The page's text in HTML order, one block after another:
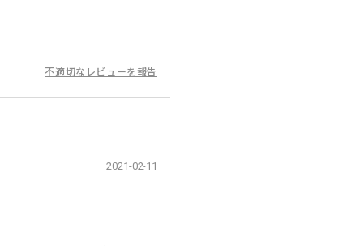
不適切なレビューを報告
2021-02-11